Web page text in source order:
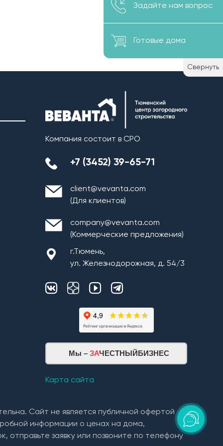
Компания состоит в СРО
+7 (3452) 39-65-71
client@vevanta.com
(Для клиентов)
company@vevanta.com
(Коммерческие предложения)
г.Тюмень,
ул. Железнодорожная, д. 54/3
Мы – ЗАЧЕСТНЫЙБИЗНЕС
Карта сайта
Сайт не является публичной офертой
информации о ценах на дома,
отправьте заявку или позвоните по телефону
Задайте нам вопрос
Готовые дома
Свернуть